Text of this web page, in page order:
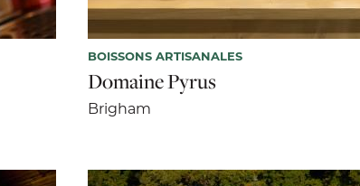
BOISSONS ARTISANALES
Domaine Pyrus
Brigham